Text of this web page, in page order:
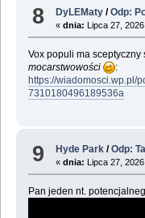
8 DyLEMaty /Odp:
«dnia: Lipca 27,
Vox populi ma sceptyczny
mocarstwowości
:
https://wiadomosci.wp.pl/
7310180496189536a
9 Hyde Park /Odp:
«dnia: Lipca 27,
Pan jeden nt.